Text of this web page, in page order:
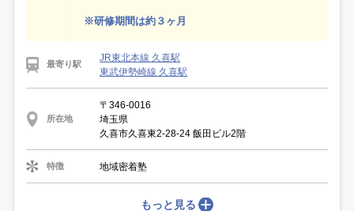
※研修期間は約３ヶ月
最寄り駅
JR東北本線 久喜駅
東武伊勢崎線 久喜駅
所在地
〒346-0016
埼玉県
久喜市久喜東2-28-24 飯田ビル2階
特徴 地域密着塾
もっと見る